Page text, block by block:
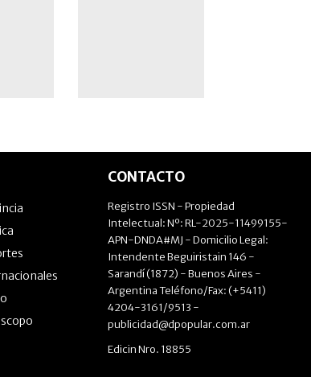
CONTACTO
Registro ISSN - Propiedad
Intelectual: Nº: RL-2025-11499155-
APN-DNDA#MJ - Domicilio Legal:
Intendente Beguiristain 146 -
Sarandí (1872) - Buenos Aires -
Argentina Teléfono/Fax: (+5411)
4204-3161/9513 -
publicidad@dpopular.com.ar
Edicin Nro. 18855